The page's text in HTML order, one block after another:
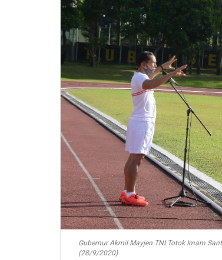
Gubernur Akmil Mayjen TNI Totok Imam
(28/9/2020)